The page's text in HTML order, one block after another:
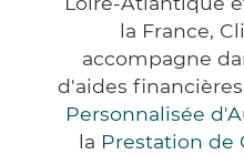
la France,
accompagne
d'aides
Personnalisée
la Prestation de